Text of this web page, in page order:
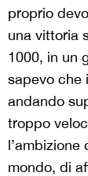
proprio
una vittoria
1000, in un
sapevo che
andando
troppo
mondo, di